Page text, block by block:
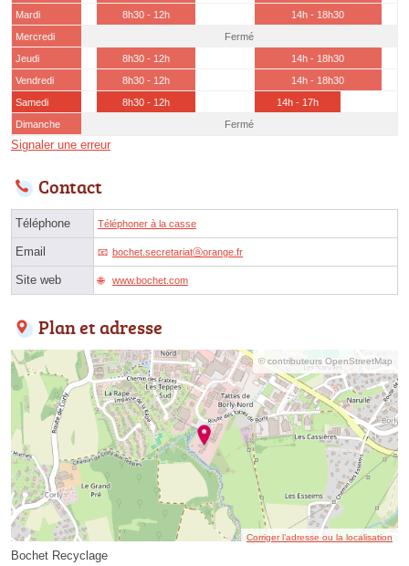
Mardi
8h30 - 12h
14h - 18h30
Mercredi
Fermé
Jeudi
8h30 - 12h
14h - 18h30
Vendredi
8h30 - 12h
14h - 18h30
Samedi
8h30 - 12h
14h - 17h
Dimanche
Fermé
Signaler une erreur
Contact
Téléphone Téléphoner à la casse
Email bochet.secretariatⓐorange.fr
Site web www.bochet.com
Plan et adresse
© contributeurs OpenStreetMap
Corriger l’adresse ou la localisation
Bochet Recyclage